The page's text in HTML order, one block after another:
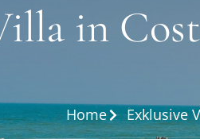
in
Home Exklusive